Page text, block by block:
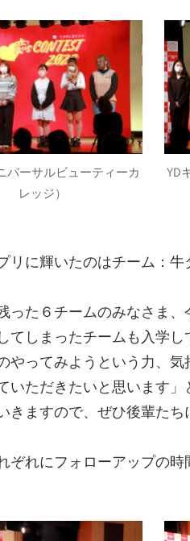
バーサルビューティーカ
レッジ）
YD
に輝いたのはチーム：
た６チームのみなさま
しまったチームも入学
ってみようという力、気
いただきたいと思います
きますので、ぜひ後輩た
ぞれにフォローアップの